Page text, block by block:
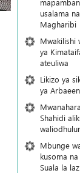
usalama
Magharibi
Mwakilishi
ya
ateuliwa
Likizo ya
ya Arbaeen
Shahidi
Mbunge
kusoma
Suala la